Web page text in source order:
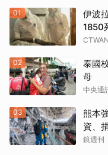
01
伊波
1850
02
泰國
母
中央通
03
熊本
資、
鏡週刊